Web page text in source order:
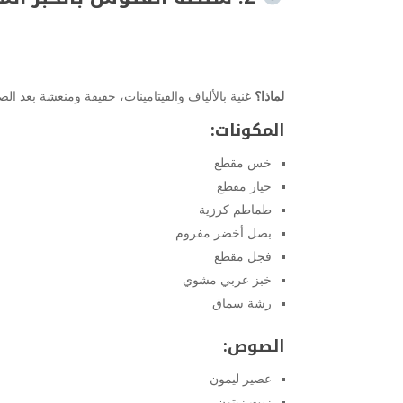
لماذا؟ غنية بالألياف والفيتامينات، خفيفة ومنعشة بعد
المكونات:
خس مقطع
خيار مقطع
طماطم كرزية
بصل أخضر مفروم
فجل مقطع
خبز عربي مشوي
رشة سماق
الصوص:
عصير ليمون